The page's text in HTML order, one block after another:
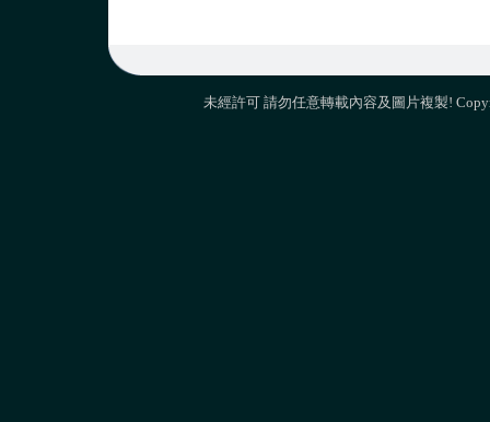
未經許可 請勿任意轉載內容及圖片複製!